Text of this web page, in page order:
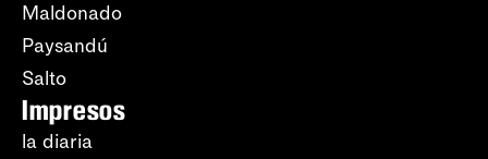
Maldonado
Paysandú
Salto
Impresos
la diaria